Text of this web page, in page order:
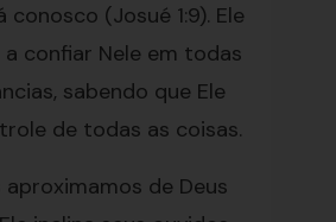
conosco (Josué 1:9). Ele
confiar Nele em todas
sabendo que Ele
de todas as coisas.
aproximamos de Deus